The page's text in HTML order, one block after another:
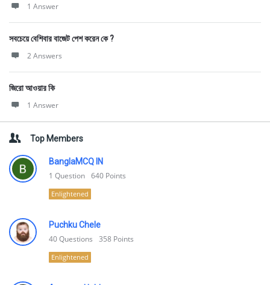
1 Answer
সবচেয়ে বেশিবার বাজেট পেশ করেন কে ?
2 Answers
জিরো আওয়ার কি
1 Answer
Top Members
BanglaMCQ IN
1 Question 640 Points
Enlightened
Puchku Chele
40Questions 358 Points
Enlightened